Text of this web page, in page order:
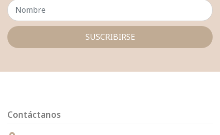
SUSCRIBIRSE
Contáctanos